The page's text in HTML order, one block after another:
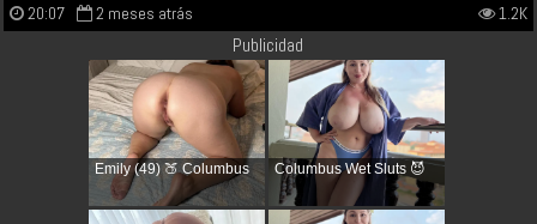
20:07 2 meses atrás 1.2K
Publicidad
Emily (49) 🍑 Columbus Columbus Wet Sluts 😈